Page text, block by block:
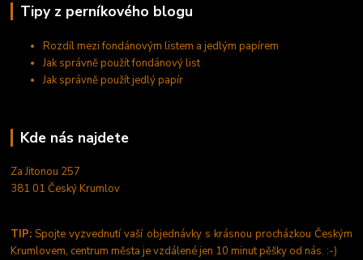
Tipy z perníkového blogu
Rozdíl mezi fondánovým listem a jedlým papírem
Jak správně použít fondánový list
Jak správně použít jedlý papír
Kde nás najdete
Za Jitonou 257
381 01 Český Krumlov
TIP: Spojte vyzvednutí vaší objednávky s krásnou procházkou Českým
Krumlovem, centrum města je vzdálené jen 10 minut pěšky od nás. :-)